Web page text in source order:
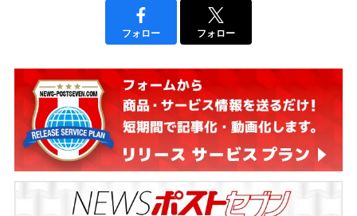
フォロー フォロー